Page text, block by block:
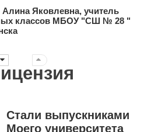
Алина Яковлевна, учитель
классов МБОУ "СШ № 28 "
мне первым рассказал про АМО и я их
в работу, вводя в ступор коллег. За
дружбы ты давал мне креативные
думать, двигаться дальше
крыша твоего университета!!!
Светлана Вячеславовна,
Стали выпускниками
Моего университета